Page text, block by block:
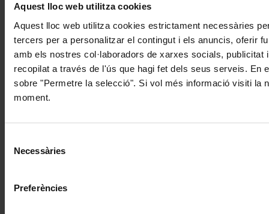
Aquest lloc web utilitza cookies
Aquest lloc web utilitza cookies estrictament necessàries
tercers per a personalitzar el contingut i els anuncis, oferir
amb els nostres col·laboradors de xarxes socials,
recopilat a través de l'ús que hagi fet dels seus serveis. En
sobre "Permetre la selecció". Si vol més informació visiti la
moment.
Necessàries
Preferències